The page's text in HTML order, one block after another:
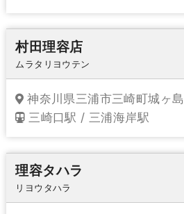
村田理容店
ムラタリヨウテン
神奈川県三浦市三崎町城ヶ
三崎口駅 / 三浦海岸駅
理容タハラ
リヨウタハラ